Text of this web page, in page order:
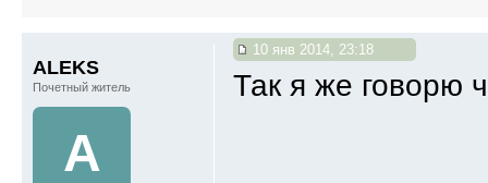
10 янв 2014, 23:18
Так я же
ALEKS
Почетный житель
A